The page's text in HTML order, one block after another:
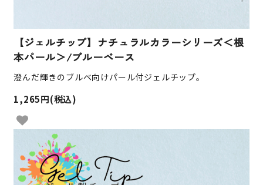
【ジェルチップ】ナチュラルカラーシリーズ＜根
本パール＞/ブルーベース
澄んだ輝きのブルベ向けパール付ジェルチップ。
1,265円(税込)